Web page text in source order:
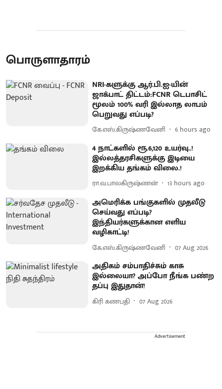
பொருளாதாரம்
NRI-களுக்கு ஆர்.பி.ஐ-யின்
ஜாக்பாட் திட்டம்:FCNR டெபாசிட்
மூலம் 100% வரி இல்லாத லாபம்
பெறுவது எப்படி?
கே.எஸ்.கிருஷ்ணவேனி 6 hours ago
4 நாட்களில் ரூ.6,120 உயர்வு..!
இல்லத்தரசிகளுக்கு இடியை
இறக்கிய தங்கம் விலை.!
ரா.வ.பாலகிருஷ்ணன் 13 hours ago
அமெரிக்க பங்குகளில் முதலீடு
செய்வது எப்படி?
இந்தியர்களுக்கான எளிய
வழிகாட்டி!
கே.எஸ்.கிருஷ்ணவேனி 07 Aug 2026
அதிகம் சம்பாதிச்சும் காசு
இல்லையா? அப்போ நீங்க பண்ற
தப்பு இதுதான்!
கிரி கணபதி 07 Aug 2026
Advertisement